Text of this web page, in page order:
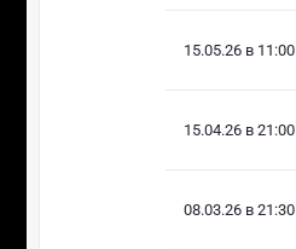
15.05.26 в 11:00
15.04.26 в 21:00
08.03.26 в 21:30